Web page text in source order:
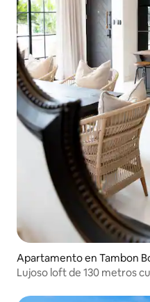
Apartamento en Tambon
Lujoso loft de 130 metros